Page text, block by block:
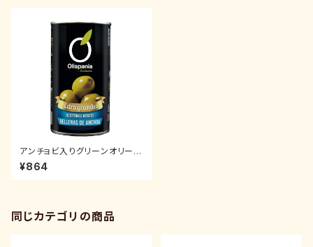
アンチョビ入りグリーンオリーブ
150g
¥864
同じカテゴリの商品